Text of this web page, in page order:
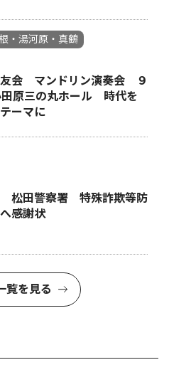
・湯河原・真鶴
友会 マンドリン演奏会 ９
原三の丸ホール 時代を
ーマに
松田警察署 特殊詐欺等防
感謝状
覧を見る